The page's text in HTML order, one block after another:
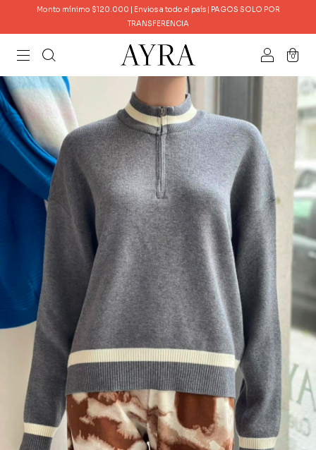
Monto mínimo $120.000 | Envios a todo el país | PAGOS SOLO POR
TRANSFERENCIA
0